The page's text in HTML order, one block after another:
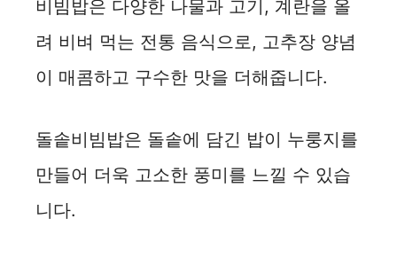
비빔밥은 다양한 나물과 고기, 계란을 올
려 비벼 먹는 전통 음식으로, 고추장 양념
이 매콤하고 구수한 맛을 더해줍니다.
돌솥비빔밥은 돌솥에 담긴 밥이 누룽지를
만들어 더욱 고소한 풍미를 느낄 수 있습
니다.